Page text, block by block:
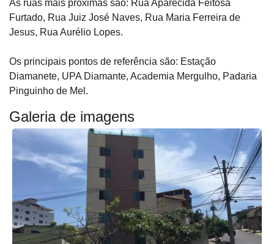
As ruas mais próximas são: Rua Aparecida Feitosa
Furtado, Rua Juiz José Naves, Rua Maria Ferreira de
Jesus, Rua Aurélio Lopes.
Os principais pontos de referência são: Estação
Diamanete, UPA Diamante, Academia Mergulho, Padaria
Pinguinho de Mel.
Galeria de imagens